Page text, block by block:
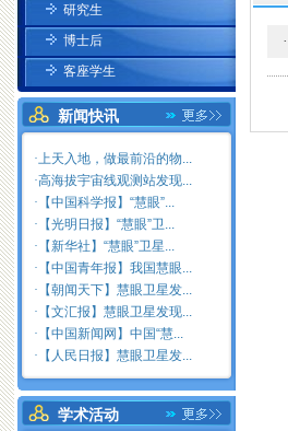
研究生
博士后
客座学生
新闻快讯
·上天入地，做最前沿的物...
·高海拔宇宙线观测站发现...
· 【中国科学报】“慧眼”...
· 【光明日报】“慧眼”卫...
· 【新华社】“慧眼”卫星...
· 【中国青年报】我国慧眼...
· 【朝闻天下】慧眼卫星发...
· 【文汇报】慧眼卫星发现...
· 【中国新闻网】中国“慧...
· 【人民日报】慧眼卫星发...
学术活动
·